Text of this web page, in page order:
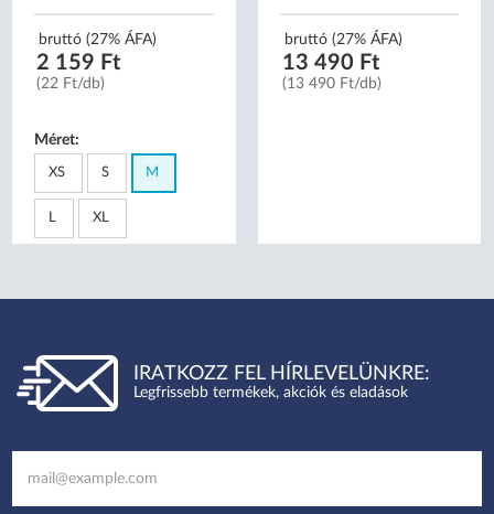
bruttó (27% ÁFA)
2 159 Ft
(22 Ft/db)
Méret:
XS S M
L XL
bruttó (27% ÁFA)
13 490 Ft
(13 490 Ft/db)
IRATKOZZ FEL HÍRLEVELÜNKRE:
Legfrissebb termékek, akciók és eladások